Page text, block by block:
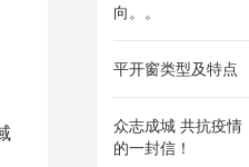
向。。
平开窗类型及特点
众志成城 共抗疫情
的一封信！